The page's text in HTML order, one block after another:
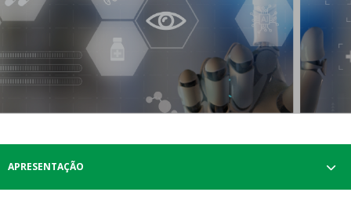
APRESENTAÇÃO